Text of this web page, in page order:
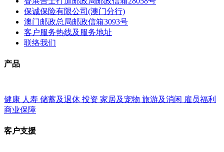
保诚保险有限公司(澳门分行)
澳门邮政总局邮政信箱3093号
客户服务热线及服务地址
联络我们
产品
健康 人寿 储蓄及退休 投资 家居及宠物 旅游及消闲 雇员福利
商业保障
客户支援